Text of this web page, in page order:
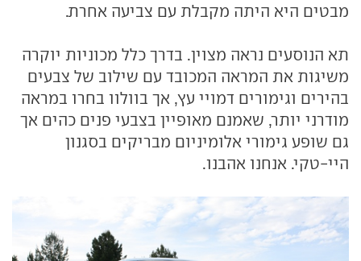
מבטים היא היתה מקבלת עם צביעה אחרת.
תא הנוסעים נראה מצוין. בדרך כלל מכוניות יוקרה
משיגות את המראה המכובד עם שילוב של צבעים
בהירים וגימורים דמויי עץ, אך בוולוו בחרו במראה
מודרני יותר, שאמנם מאופיין בצבעי פנים כהים אך
גם שופע גימורי אלומיניום מבריקים בסגנון
היי-טקי. אנחנו אהבנו.